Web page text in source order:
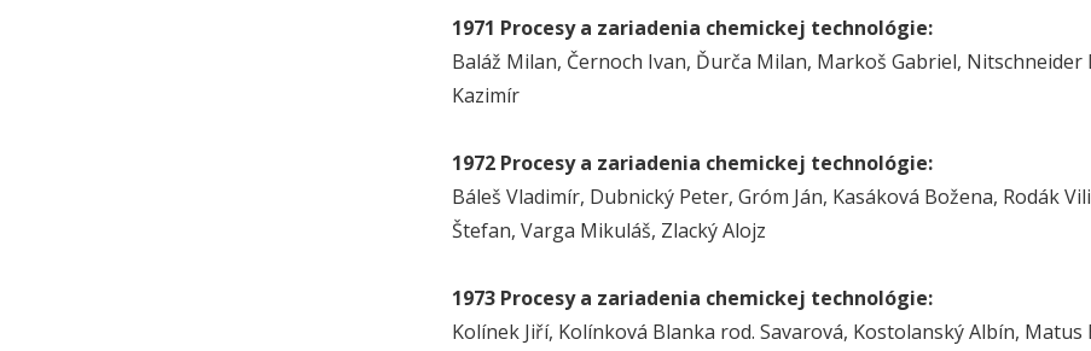
1971 Procesy a zariadenia chemickej technológie:
Baláž Milan, Černoch Ivan, Ďurča Milan, Markoš Gabriel, Nitschneider
Kazimír
1972 Procesy a zariadenia chemickej technológie:
Báleš Vladimír, Dubnický Peter, Gróm Ján, Kasáková Božena, Rodák
Štefan, Varga Mikuláš, Zlacký Alojz
1973 Procesy a zariadenia chemickej technológie:
Kolínek Jiří, Kolínková Blanka rod. Savarová, Kostolanský Albín,